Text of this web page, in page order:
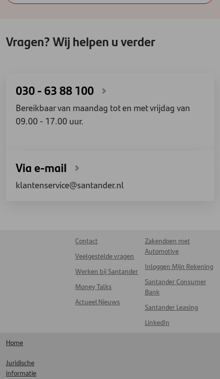
Vragen? Wij helpen u verder
030 - 63 88 100
Bereikbaar van maandag tot en met vrijdag van
09.00 - 17.00 uur.
Via e-mail
klantenservice@santander.nl
Contact
Veelgestelde vragen
Werken bij Santander
Money Talks
Actueel Nieuws
Zakendoen met
Automotive
Inloggen Mijn Rekening
Santander Consumer
Bank
Santander Leasing
LinkedIn
Home
Juridische
informatie